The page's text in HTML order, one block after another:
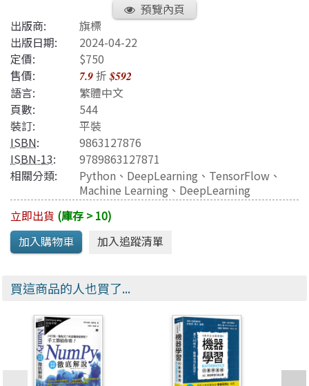
預覽內頁
出版商:
旗標
出版日期:
2024-04-22
定價:
$750
售價:
7.9折$592
語言:
繁體中文
頁數:
544
裝訂:
平裝
ISBN:
9863127876
ISBN-13:
9789863127871
相關分類:
Python 、 DeepLearning 、 TensorFlow 、
Machine Learning 、 DeepLearning
立即出貨 (庫存 > 10)
買這商品的人也買了...